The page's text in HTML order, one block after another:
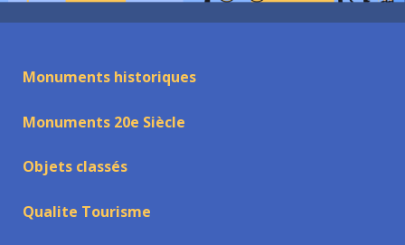
Monuments historiques
Monuments 20e Siècle
Objets classés
Qualite Tourisme